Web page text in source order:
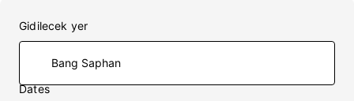
Gidilecek yer
Dates